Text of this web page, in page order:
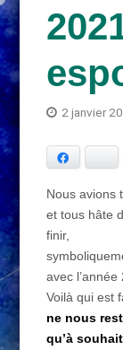
2 janvier
Nous avions
et tous hâte
finir,
avec l’année
Voilà qui est
ne nous
qu’à